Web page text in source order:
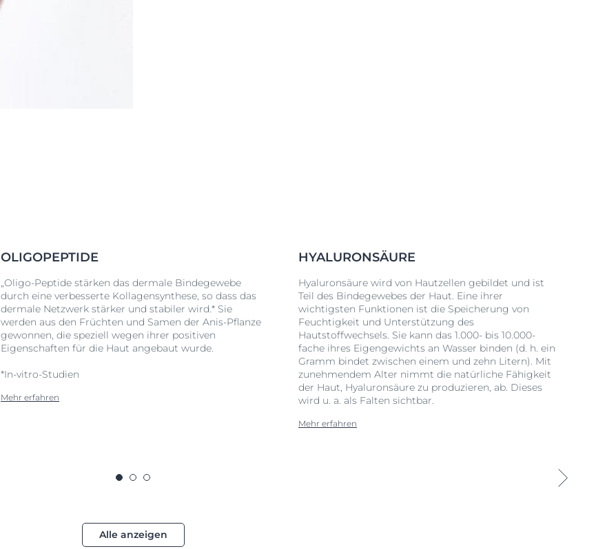
OLIGOPEPTIDE
„Oligo-Peptide stärken das dermale Bindegewebe
durch eine verbesserte Kollagensynthese, so dass das
dermale Netzwerk stärker und stabiler wird.* Sie
werden aus den Früchten und Samen der Anis-Pflanze
gewonnen, die speziell wegen ihrer positiven
Eigenschaften für die Haut angebaut wurde.
*In-vitro-Studien
Mehr erfahren
HYALURONSÄURE
Hyaluronsäure wird von Hautzellen gebildet und ist
Teil des Bindegewebes der Haut. Eine ihrer
wichtigsten Funktionen ist die Speicherung von
Feuchtigkeit und Unterstützung des
Hautstoffwechsels. Sie kann das 1.000- bis 10.000-
fache ihres Eigengewichts an Wasser binden (d. h. ein
Gramm bindet zwischen einem und zehn Litern). Mit
zunehmendem Alter nimmt die natürliche Fähigkeit
der Haut, Hyaluronsäure zu produzieren, ab. Dieses
wird u. a. als Falten sichtbar.
Mehr erfahren
Alle anzeigen